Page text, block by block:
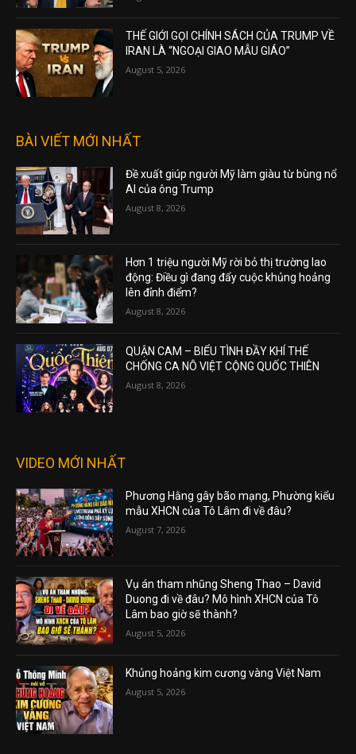
THẾ GIỚI GỌI CHÍNH SÁCH CỦA TRUMP VỀ
IRAN LÀ “NGOẠI GIAO MẪU GIÁO”
August 5, 2026
BÀI VIẾT MỚI NHẤT
Đề xuất giúp người Mỹ làm giàu từ bùng nổ
AI của ông Trump
August 8, 2026
Hơn 1 triệu người Mỹ rời bỏ thị trường lao
động: Điều gì đang đẩy cuộc khủng hoảng
lên đỉnh điểm?
August 8, 2026
QUẬN CAM – BIỂU TÌNH ĐẦY KHÍ THẾ
CHỐNG CA NÔ VIỆT CỘNG QUỐC THIÊN
August 8, 2026
VIDEO MỚI NHẤT
Phương Hằng gây bão mạng, Phường kiểu
mẫu XHCN của Tô Lâm đi về đâu?
August 7, 2026
Vụ án tham nhũng Sheng Thao – David
Duong đi về đâu? Mô hình XHCN của Tô
Lâm bao giờ sẽ thành?
August 5, 2026
Khủng hoảng kim cương vàng Việt Nam
August 5, 2026